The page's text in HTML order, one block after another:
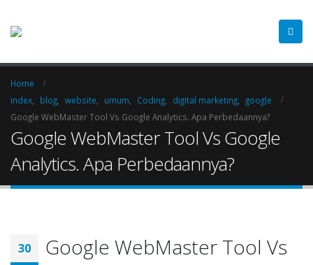
Home
index
blog website umum Coding digital marketing
google
Google WebMaster Tool Vs Google Analytics. Apa Perbedaannya?
Google WebMaster Tool Vs Google
Analytics. Apa Perbedaannya?
30
Google WebMaster Tool Vs